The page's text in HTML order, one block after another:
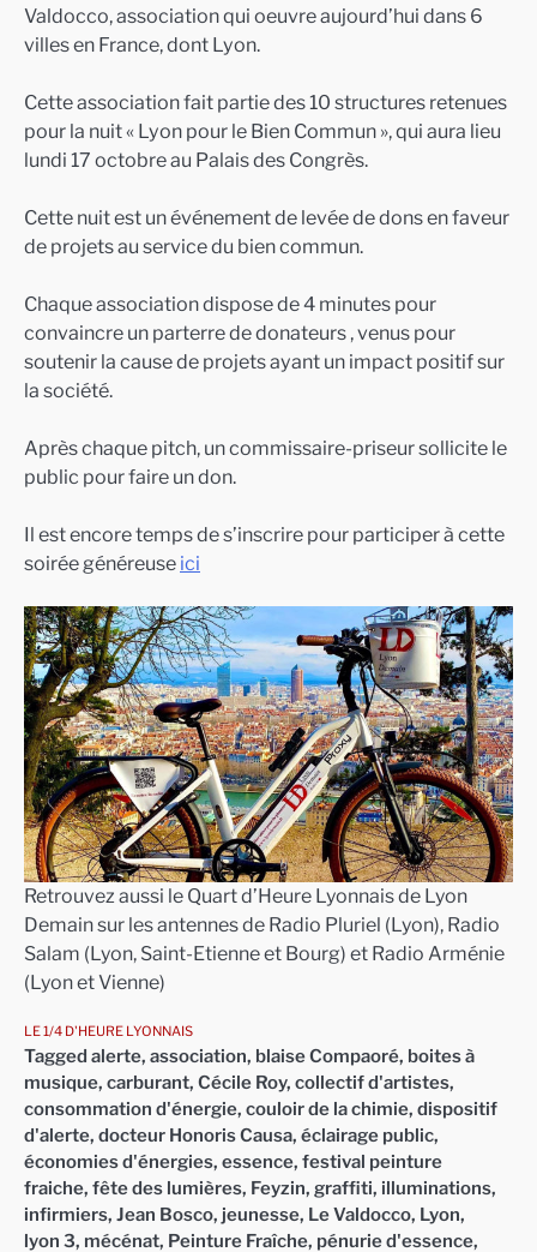
Valdocco, association qui oeuvre aujourd’hui dans 6
villes en France, dont Lyon.
Cette association fait partie des 10 structures retenues
pour la nuit « Lyon pour le Bien Commun », qui aura lieu
lundi 17 octobre au Palais des Congrès.
Cette nuit est un événement de levée de dons en faveur
de projets au service du bien commun.
Chaque association dispose de 4 minutes pour
convaincre un parterre de donateurs , venus pour
soutenir la cause de projets ayant un impact positif sur
la société.
Après chaque pitch, un commissaire-priseur sollicite le
public pour faire un don.
Il est encore temps de s’inscrire pour participer à cette
soirée généreuse ici
Retrouvez aussi le Quart d’Heure Lyonnais de Lyon
Demain sur les antennes de Radio Pluriel (Lyon), Radio
Salam (Lyon, Saint-Etienne et Bourg) et Radio Arménie
(Lyon et Vienne)
LE 1/4 D'HEURE LYONNAIS
Tagged alerte, association, blaise Compaoré, boites à
musique, carburant, Cécile Roy, collectif d'artistes,
consommation d'énergie, couloir de la chimie, dispositif
d'alerte, docteur Honoris Causa, éclairage public,
économies d'énergies, essence, festival peinture
fraiche, fête des lumières, Feyzin, graffiti, illuminations,
infirmiers, Jean Bosco, jeunesse, Le Valdocco, Lyon,
lyon 3, mécénat, Peinture Fraîche, pénurie d'essence,